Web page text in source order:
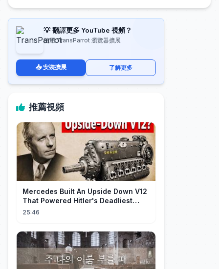
💡 翻譯更多 YouTube 視頻？
使用 TransParrot 瀏覽器擴展
📥 安裝擴展 了解更多
推薦視頻
Mercedes Built An Upside Down V12
That Powered Hitler's Deadliest
Fighter
25:46